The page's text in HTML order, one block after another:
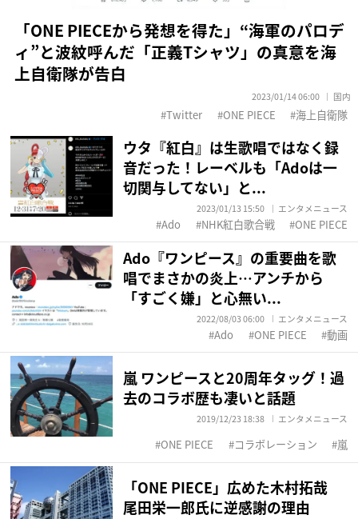
「ONE PIECEから発想を得た」“海軍のパロデ
ィ”と波紋呼んだ「正義Tシャツ」の真意を海
上自衛隊が告白
2023/01/14 06:00 国内
Twitter ONE PIECE 海上自衛隊
ウタ『紅白』は生歌唱ではなく録
音だった！レーベルも「Adoは一
切関与してない」と...
2023/01/13 15:50 エンタメニュース
Ado NHK紅白歌合戦 ONE PIECE
Ado『ワンピース』の重要曲を歌
唱でまさかの炎上…アンチから
「すごく嫌」と心無い...
2022/08/03 06:00 エンタメニュース
Ado ONE PIECE 動画
嵐 ワンピースと20周年タッグ！過
去のコラボ歴も凄いと話題
2019/12/23 18:38 エンタメニュース
ONE PIECE コラボレーション 嵐
「ONE PIECE」広めた木村拓哉
尾田栄一郎氏に逆感謝の理由